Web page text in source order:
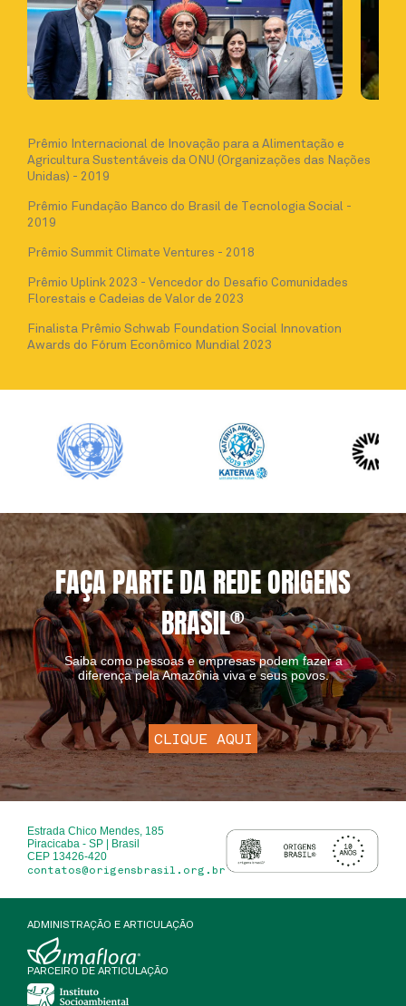
Prêmio Internacional de Inovação para a Alimentação e
Agricultura Sustentáveis da ONU (Organizações das Nações
Unidas) - 2019
Prêmio Fundação Banco do Brasil de Tecnologia Social -
2019
Prêmio Summit Climate Ventures - 2018
Prêmio Uplink 2023 - Vencedor do Desafio Comunidades
Florestais e Cadeias de Valor de 2023
Finalista Prêmio Schwab Foundation Social Innovation
Awards do Fórum Econômico Mundial 2023
FAÇA PARTE DA REDE ORIGENS
BRASIL®
Saiba como pessoas e empresas podem fazer a
diferença pela Amazônia viva e seus povos.
CLIQUE AQUI
Estrada Chico Mendes, 185
Piracicaba - SP | Brasil
CEP 13426-420
contatos@origensbrasil.org.br
ADMINISTRAÇÃO E ARTICULAÇÃO
PARCEIRO DE ARTICULAÇÃO